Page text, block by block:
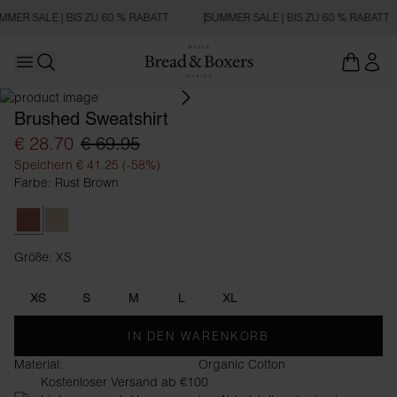
SALE | BIS ZU 60 % RABATT SUMMER SALE | BIS ZU 60 % RABATT
Open main menu
Brushed Sweatshirt
€ 28.70 € 69.95
Speichern € 41.25 (-58%)
Farbe: Rust Brown
Größe: XS
XS S M L XL
IN DEN WARENKORB
Material:
Organic Cotton
Kostenloser Versand ab €100